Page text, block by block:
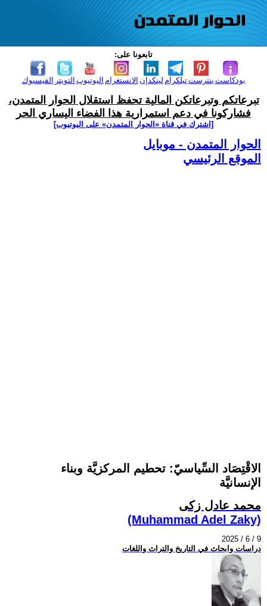
تابعونا على:
الفيسبوك التويتر اليوتيوب الانستغرام لينكدإن تيلكرامبنترست بودكاست
تبرعاتكم وتبرعاتكن المالية تحفظ استقلال الحوار المتمدن،
فشاركونا في دعم استمرارية هذا الفضاء اليساري الحر
[اشترك في قناة ‫«الحوار المتمدن» على اليوتيوب]
الحوار المتمدن - موبايل
الموقع الرئيسي
الاقْتِصَاد السِّياسيّ: تحطيم المركزيَّة وبناء
الإنسانيَّة
محمد عادل زكى
(Muhammad Adel Zaky)
2025 / 6 / 9
دراسات وابحاث في التاريخ والتراث واللغات